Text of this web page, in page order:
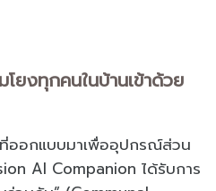
ยงทุกคนในบ้านเข้าด้วย
ออกแบบมาเพื่ออุปกรณ์ส่วน
AI Companion ได้รับการ